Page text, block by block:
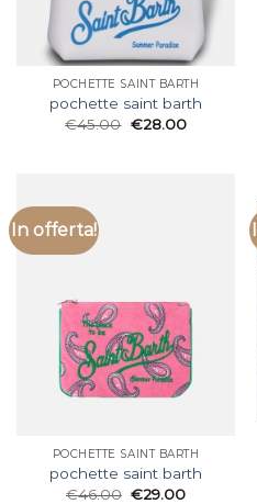
POCHETTE SAINT BARTH
pochette saint barth
€45.00 €28.00
In offerta!
POCHETTE SAINT BARTH
pochette saint barth
€46.00 €29.00